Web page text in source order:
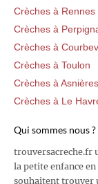
Crèches à Rennes
Crèches à
Crèches à
Crèches à Toulon
Crèches à
Crèches à Le
Qui sommes nous ?
trouversacreche.fr
la petite enfance
souhaitent trouver